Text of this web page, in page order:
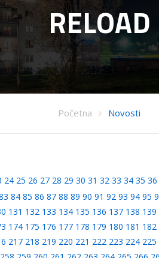
RELOAD
Početna Novosti
24 25 26 27 28 29 30 31 32 33 34 35 36
84 85 86 87 88 89 90 91 92 93 94 95
131 132 133 134 135 136 137 138 139
174 175 176 177 178 179 180 181 182
217 218 219 220 221 222 223 224 225